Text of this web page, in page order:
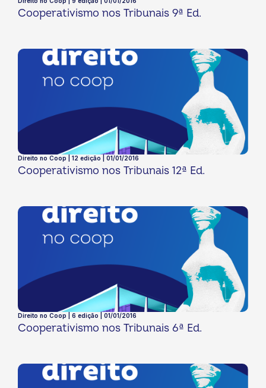
Cooperativismo nos Tribunais 9ª Ed.
Direito no Coop | 12 edição | 01/01/2016
Cooperativismo nos Tribunais 12ª Ed.
Direito no Coop | 6 edição | 01/01/2016
Cooperativismo nos Tribunais 6ª Ed.